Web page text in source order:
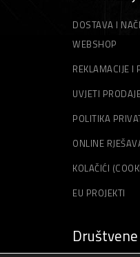
DOSTAVA I
WEBSHOP
REKLAMACIJE I
UVJETI
POLITIKA
ONLINE
KOLAČIĆI
EU PROJEKTI